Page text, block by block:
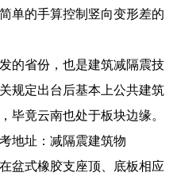
单的手算控制竖向变形差的
的省份，也是建筑减隔震技
规定出台后基本上公共建筑
毕竟云南也处于板块边缘。
地址：减隔震建筑物
盆式橡胶支座顶、底板相应